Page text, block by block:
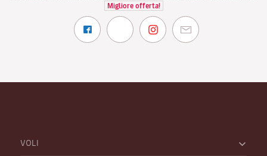
Migliore offerta!
VOLI